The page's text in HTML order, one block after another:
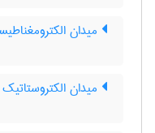
میدان
میدان الکتروستاتیک